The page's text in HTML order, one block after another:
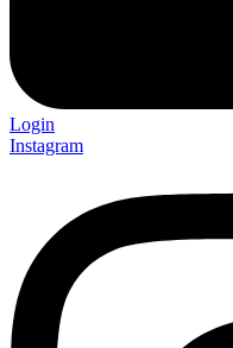
Login
Instagram